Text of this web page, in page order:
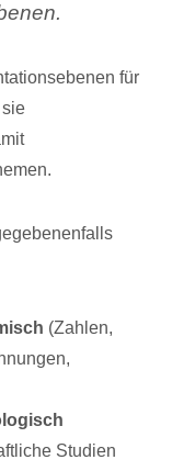
für
(Zahlen,
Studien